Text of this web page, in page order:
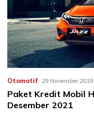
Otomotif 29 November 2019
Paket Kredit Mobil
Desember 2021